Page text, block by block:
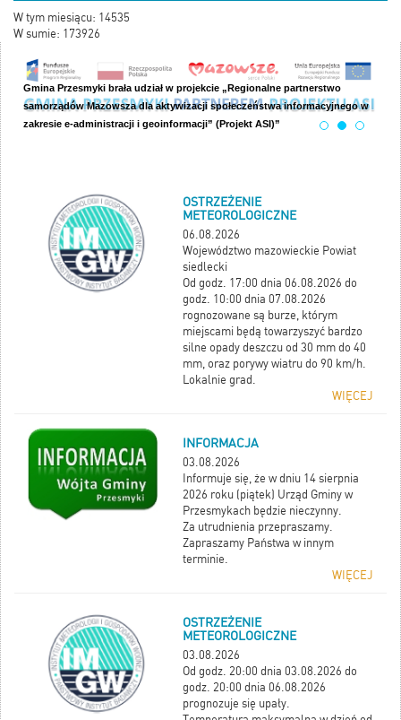
W tym miesiącu: 14535
W sumie: 173926
Gmina Przesmyki brała udział w projekcie „Regionalne partnerstwo
samorządów Mazowsza dla aktywizacji społeczeństwa informacyjnego w
zakresie e-administracji i geoinformacji” (Projekt ASI)”
OSTRZEŻENIE
METEOROLOGICZNE
06.08.2026
Województwo mazowieckie Powiat
siedlecki
Od godz. 17:00 dnia 06.08.2026 do
godz. 10:00 dnia 07.08.2026
rognozowane są burze, którym
miejscami będą towarzyszyć bardzo
silne opady deszczu od 30 mm do 40
mm, oraz porywy wiatru do 90 km/h.
Lokalnie grad.
WIĘCEJ
INFORMACJA
03.08.2026
Informuje się, że w dniu 14 sierpnia
2026 roku (piątek) Urząd Gminy w
Przesmykach będzie nieczynny.
Za utrudnienia przepraszamy.
Zapraszamy Państwa w innym
terminie.
WIĘCEJ
OSTRZEŻENIE
METEOROLOGICZNE
03.08.2026
Od godz. 20:00 dnia 03.08.2026 do
godz. 20:00 dnia 06.08.2026
prognozuje się upały.